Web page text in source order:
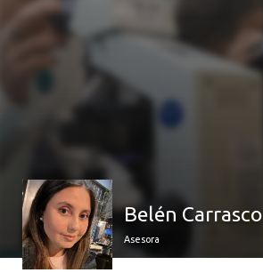
Belén Carrasco
Asesora